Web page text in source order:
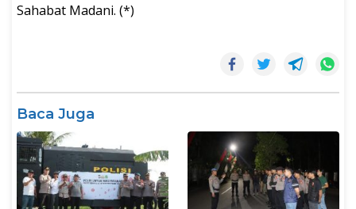
Sahabat Madani. (*)
Baca Juga